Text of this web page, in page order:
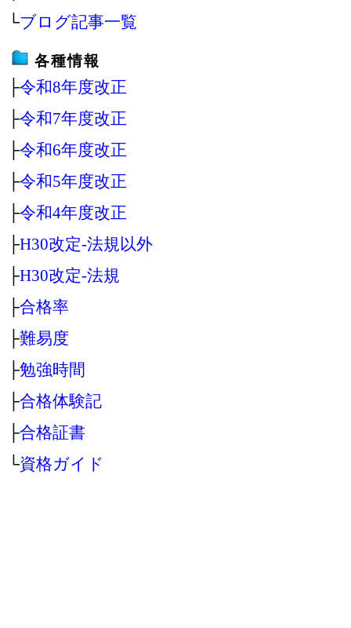
└ブログ記事一覧
各種情報
├令和8年度改正
├令和7年度改正
├令和6年度改正
├令和5年度改正
├令和4年度改正
├H30改定‐法規以外
├H30改定‐法規
├合格率
├難易度
├勉強時間
├合格体験記
├合格証書
└資格ガイド